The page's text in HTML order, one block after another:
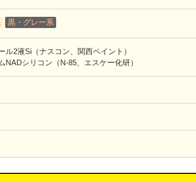
黒・グレー系
ル2液Si（ナスコン、関西ペイント）
NADシリコン（N-85、エスケー化研）